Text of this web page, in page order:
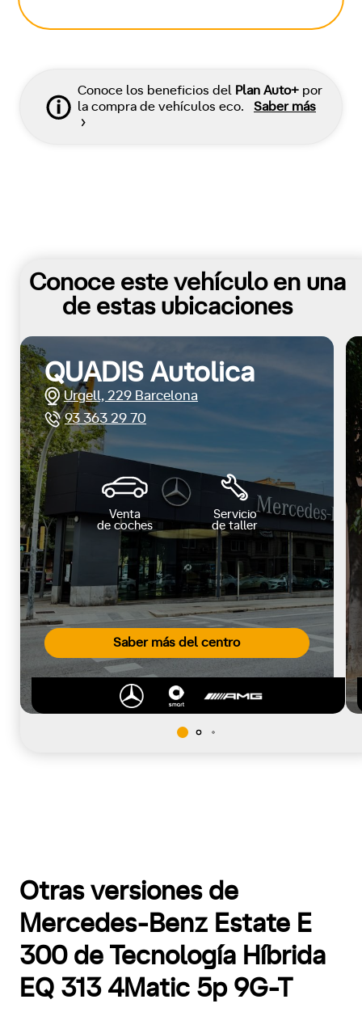
Conoce los beneficios del Plan Auto+ por
la compra de vehículos eco.
Saber más
Conoce este vehículo en una
de estas ubicaciones
Saber más del centro
QUADIS Autolica
Urgell, 229 Barcelona
93 363 29 70
Venta
de coches
Servicio
de taller
Otras versiones de
Mercedes-Benz Estate E
300 de Tecnología Híbrida
EQ 313 4Matic 5p 9G-T